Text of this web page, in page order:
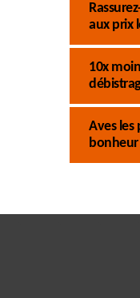
aux prix
10x
Aves les